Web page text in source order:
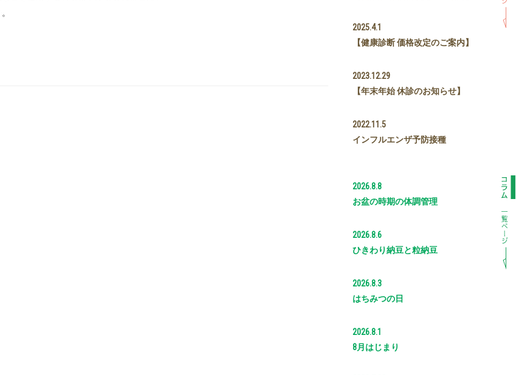
2025.4.1
【健康診断 価格改定のご案内】
2023.12.29
【年末年始 休診のお知らせ】
2022.11.5
インフルエンザ予防接種
2026.8.8
お盆の時期の体調管理
2026.8.6
ひきわり納豆と粒納豆
2026.8.3
はちみつの日
2026.8.1
8月はじまり